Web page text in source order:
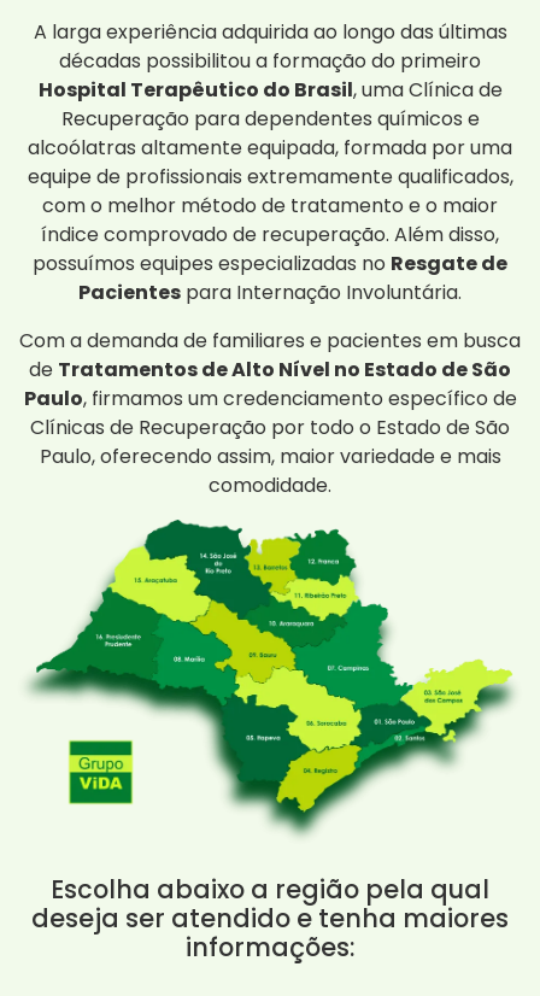
A larga experiência adquirida ao longo das últimas
décadas possibilitou a formação do primeiro
Hospital Terapêutico do Brasil, uma Clínica de
Recuperação para dependentes químicos e
alcoólatras altamente equipada, formada por uma
equipe de profissionais extremamente qualificados,
com o melhor método de tratamento e o maior
índice comprovado de recuperação. Além disso,
possuímos equipes especializadas no Resgate de
Pacientes para Internação Involuntária.
Com a demanda de familiares e pacientes em busca
de Tratamentos de Alto Nível no Estado de São
Paulo, firmamos um credenciamento específico de
Clínicas de Recuperação por todo o Estado de São
Paulo, oferecendo assim, maior variedade e mais
comodidade.
Escolha abaixo a região pela qual
deseja ser atendido e tenha maiores
informações: